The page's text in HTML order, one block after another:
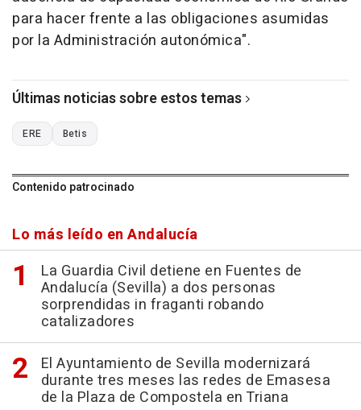
para hacer frente a las obligaciones asumidas
por la Administración autonómica".
Últimas noticias sobre estos temas
ERE Betis
Contenido patrocinado
Lo más leído en Andalucía
La Guardia Civil detiene en Fuentes de
Andalucía (Sevilla) a dos personas
sorprendidas in fraganti robando
catalizadores
El Ayuntamiento de Sevilla modernizará
durante tres meses las redes de Emasesa
de la Plaza de Compostela en Triana